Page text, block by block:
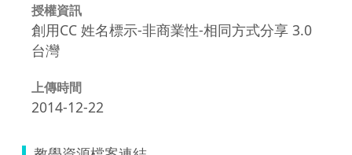
授權資訊
創用CC 姓名標示-非商業性-相同方式分享 3.0
台灣
上傳時間
2014-12-22